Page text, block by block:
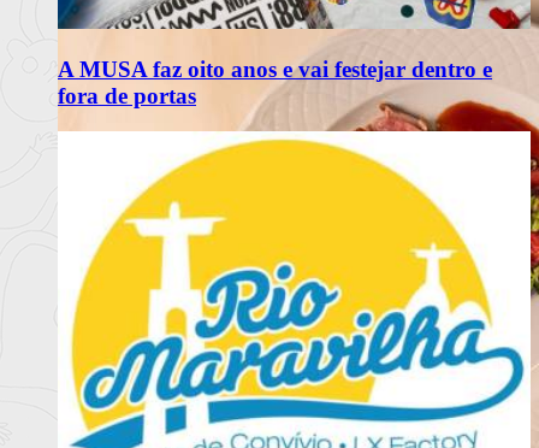
A MUSA faz oito anos e vai festejar dentro e
fora de portas